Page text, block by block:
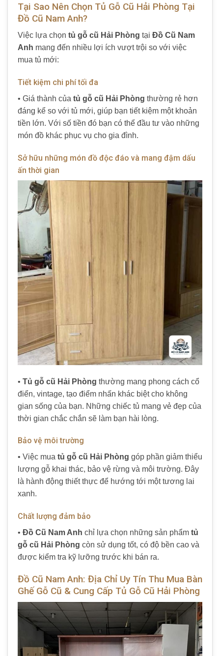
Tại Sao Nên Chọn Tủ Gỗ Cũ Hải Phòng Tại
Đồ Cũ Nam Anh?
Việc lựa chọn tủ gỗ cũ Hải Phòng tại Đồ Cũ Nam
Anh mang đến nhiều lợi ích vượt trội so với việc
mua tủ mới:
Tiết kiệm chi phí tối đa
• Giá thành của tủ gỗ cũ Hải Phòng thường rẻ hơn
đáng kể so với tủ mới, giúp bạn tiết kiệm một khoản
tiền lớn. Với số tiền đó bạn có thể đầu tư vào những
món đồ khác phục vụ cho gia đình.
Sở hữu những món đồ độc đáo và mang đậm dấu
ấn thời gian
• Tủ gỗ cũ Hải Phòng thường mang phong cách cổ
điển, vintage, tạo điểm nhấn khác biệt cho không
gian sống của bạn. Những chiếc tủ mang vẻ đẹp của
thời gian chắc chắn sẽ làm bạn hài lòng.
Bảo vệ môi trường
• Việc mua tủ gỗ cũ Hải Phòng góp phần giảm thiểu
lượng gỗ khai thác, bảo vệ rừng và môi trường. Đây
là hành động thiết thực để hướng tới một tương lai
xanh.
Chất lượng đảm bảo
• Đồ Cũ Nam Anh chỉ lựa chọn những sản phẩm tủ
gỗ cũ Hải Phòng còn sử dụng tốt, có độ bền cao và
được kiểm tra kỹ lưỡng trước khi bán ra.
Đồ Cũ Nam Anh: Địa Chỉ Uy Tín Thu Mua Bàn
Ghế Gỗ Cũ & Cung Cấp Tủ Gỗ Cũ Hải Phòng